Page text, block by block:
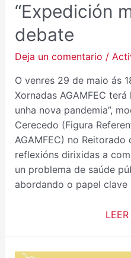
“Expedición
debate
Deja un comentario /
O venres 29 de maio ás
Xornadas AGAMFEC
unha nova pandemia”,
Cerecedo (Figura
AGAMFEC) no
reflexións dirixidas a
un problema de saúde
abordando o papel